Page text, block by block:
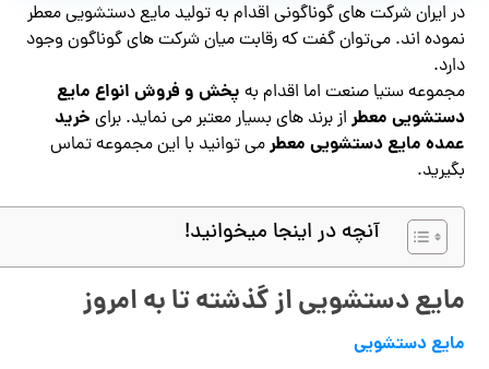
در ایران شرکت های گوناگونی اقدام به تولید مایع دستشویی معطر
نموده اند. می‌توان گفت که رقابت میان شرکت های گوناگون وجود
دارد.
مجموعه ستیا صنعت اما اقدام به پخش و فروش انواع مایع
دستشویی معطر از برند های بسیار معتبر می نماید. برای خرید
عمده مایع دستشویی معطرمی توانید با این مجموعه تماس
بگیرید.
آنچه در اینجا میخوانید!
مایع دستشویی از گذشته تا به امروز
مایع دستشویی